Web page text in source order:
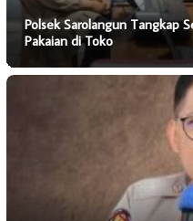
Polsek Sarolangun Tangkap
Pakaian di Toko